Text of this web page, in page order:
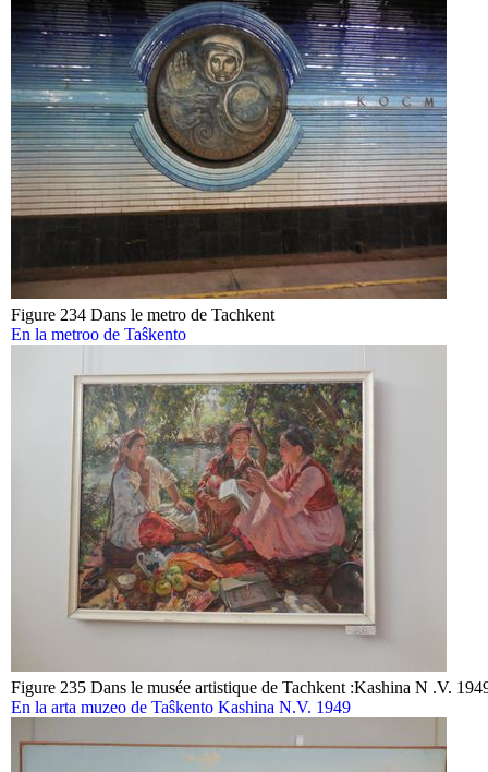
Figure 234 Dans le metro de Tachkent
En la metroo de Taŝkento
Figure 235 Dans le musée artistique de Tachkent :Kashina N .V.
En la arta muzeo de Taŝkento Kashina N.V. 1949